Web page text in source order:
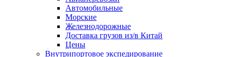
Автомобильные
Морские
Железнодорожные
Доставка грузов из/в Китай
Цены
Внутрипортовое экспедирование